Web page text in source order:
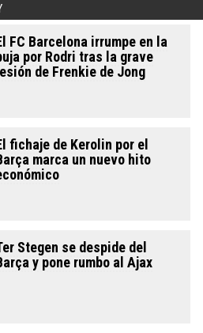
FC Barcelona irrumpe en la
por Rodri tras la grave
de Frenkie de Jong
fichaje de Kerolin por el
marca un nuevo hito
Stegen se despide del
y pone rumbo al Ajax